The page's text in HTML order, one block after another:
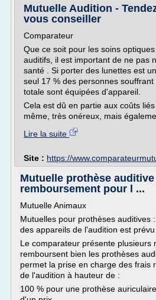
Mutuelle Audition -
vous conseiller
Comparateur
Que ce soit pour les soins
auditifs, il est important de ne pas
santé . Si porter des lunettes est
seul 17 % des personnes
totale sont équipées d'appareil.
Cela est dû en partie aux coûts
même, très onéreux, mais
Lire la suite
Site : https://
Mutuelle prothèse auditive
remboursement pour l ...
Mutuelle Animaux
Mutuelles pour prothèses auditives
des appareils de l'audition est
Le comparateur présente plusieurs
remboursent bien les prothèses
permet la prise en charge des frais
de l'audition à hauteur de :
100 % pour une prothèse